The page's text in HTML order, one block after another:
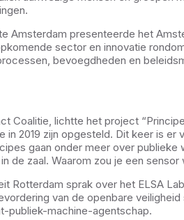
Amsterdam presenteerde het
sector en innovatie
bevoegdheden en
Coalitie, lichtte het project
in 2019 zijn opgesteld. Dit keer is
gaan onder meer over
de zaal. Waarom zou je een
Rotterdam sprak over het ELSA
van de openbare
publiek-machine-agentschap.